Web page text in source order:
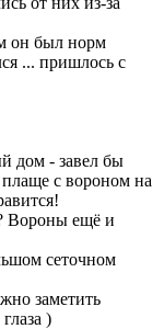
он был норм
... пришлось с
дом - завел бы
с вороном на
Вороны ещё и
сеточном
заметить
)